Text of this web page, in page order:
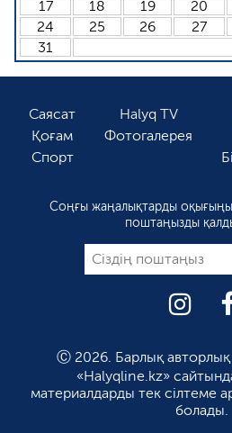
17
18 19 20
24
25 26 27
31
Саясат
Қоғам
Спорт
Halyq TV
Фотогалерея
Соңғы жаңалықтарды
поштаңызды
Ⓒ 2026. Барлық авторлық
«Halyqline.kz»
материалдарды тек сілтеме
болады.